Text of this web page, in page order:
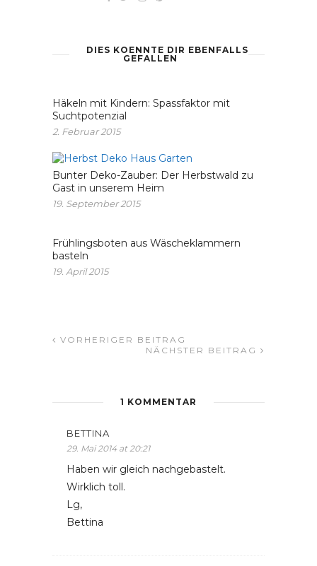
DIES KOENNTE DIR EBENFALLS
GEFALLEN
Häkeln mit Kindern: Spassfaktor mit
Suchtpotenzial
2. Februar 2015
Bunter Deko-Zauber: Der Herbstwald zu
Gast in unserem Heim
19. September 2015
Frühlingsboten aus Wäscheklammern
basteln
19. April 2015
VORHERIGER BEITRAG
NÄCHSTER BEITRAG
1 KOMMENTAR
BETTINA
29. Mai 2014 at 20:21
Haben wir gleich nachgebastelt.
Wirklich toll.
Lg,
Bettina